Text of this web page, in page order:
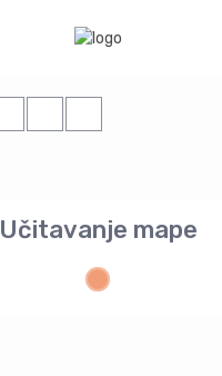
Učitavanje mape